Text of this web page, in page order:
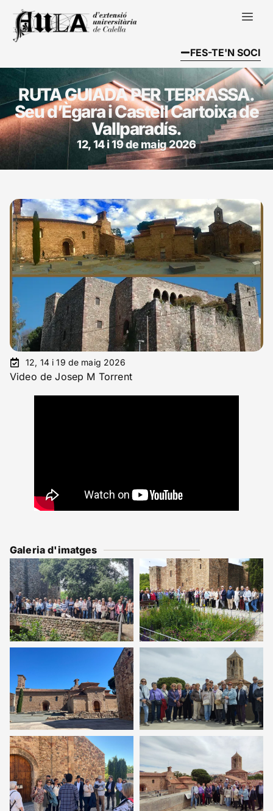
FES-TE'N SOCI
RUTA GUIADA PER TERRASSA.
Seu d’Ègara i Castell Cartoixa de
Vallparadís.
12, 14 i 19 de maig 2026
12, 14 i 19 de maig 2026
Video de Josep M Torrent
Galeria d'imatges